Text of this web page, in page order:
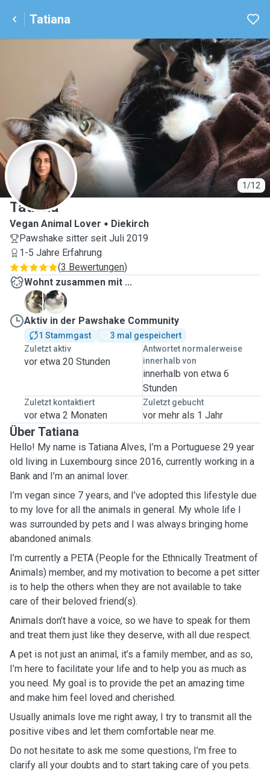
Tatiana
1/12
T
Tatiana
Vegan Animal Lover
Diekirch
Pawshake sitter seit Juli 2019
1-5 Jahre Erfahrung
(3 Bewertungen)
Wohnt zusammen mit ...
N
N
Aktiv in der Pawshake Community
1 Stammgast
3 mal gespeichert
Zuletzt aktiv
vor etwa 20 Stunden
Antwortet normalerweise
innerhalb von
innerhalb von etwa 6
Stunden
Zuletzt kontaktiert
vor etwa 2 Monaten
Zuletzt gebucht
vor mehr als 1 Jahr
Über Tatiana
Hello! My name is Tatiana Alves, I’m a Portuguese 29 year
old living in Luxembourg since 2016, currently working in a
Bank and I’m an animal lover.
I’m vegan since 7 years, and I’ve adopted this lifestyle due
to my love for all the animals in general. My whole life I
was surrounded by pets and I was always bringing home
abandoned animals.
I’m currently a PETA (People for the Ethnically Treatment of
Animals) member, and my motivation to become a pet sitter
is to help the others when they are not available to take
care of their beloved friend(s).
Animals don’t have a voice, so we have to speak for them
and treat them just like they deserve, with all due respect.
A pet is not just an animal, it’s a family member, and as so,
I’m here to facilitate your life and to help you as much as
you need. My goal is to provide the pet an amazing time
and make him feel loved and cherished.
Usually animals love me right away, I try to transmit all the
positive vibes and let them comfortable near me.
Do not hesitate to ask me some questions, I’m free to
clarify all your doubts and to start taking care of you pets.